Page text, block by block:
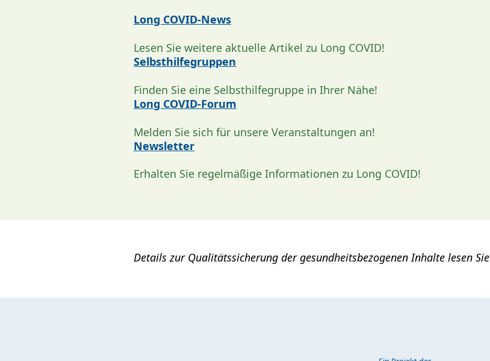
Long COVID-News
Lesen Sie weitere aktuelle Artikel zu Long COVID!
Selbsthilfegruppen
Finden Sie eine Selbsthilfegruppe in Ihrer Nähe!
Long COVID-Forum
Melden Sie sich für unsere Veranstaltungen an!
Newsletter
Erhalten Sie regelmäßige Informationen zu Long COVID!
Details zur Qualitätssicherung der gesundheitsbezogenen Inhalte lesen